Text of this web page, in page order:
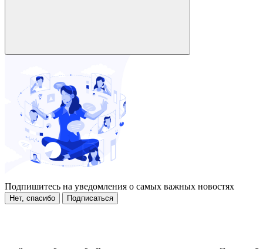
Подпишитесь на уведомления о самых важных новостях
Нет, спасибо Подписаться